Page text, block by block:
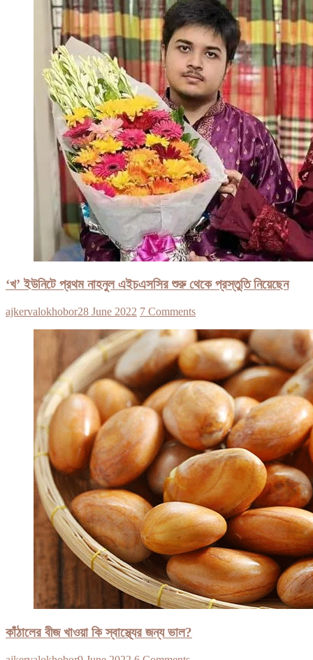
‘খ’ ইউনিটে প্রথম নাহনুল এইচএসসির শুরু থেকে প্রস্তুতি নিয়েছেন
ajkervalokhobor28 June 2022 7 Comments
কাঁঠালের বীজ খাওয়া কি স্বাস্থ্যের জন্য ভাল?